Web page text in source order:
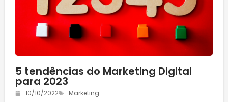
5 tendências do Marketing Digital
para 2023
10/10/2022 Marketing